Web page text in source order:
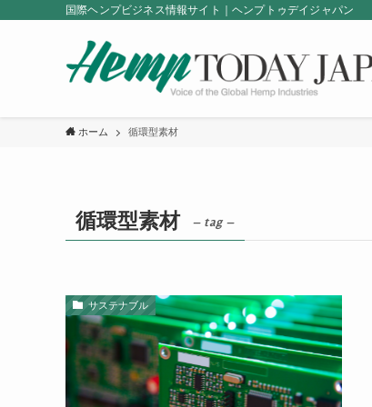
国際ヘンプビジネス情報サイト｜ヘンプトゥデイジャパン
ホーム 循環型素材
循環型素材 – tag –
サステナブル